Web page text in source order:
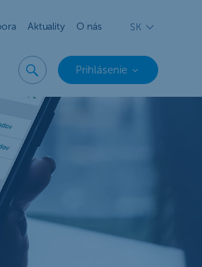
Aktuality O nás SK
Prihlásenie